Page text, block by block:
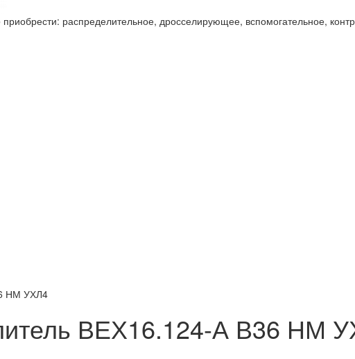
распределительное, дросселирующее, вспомогательное,
НМ УХЛ4
ВЕХ16.124-А В36 НМ